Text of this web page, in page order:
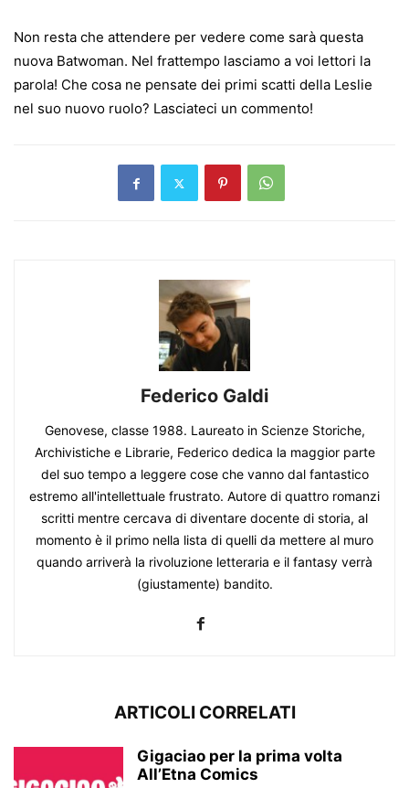
Non resta che attendere per vedere come sarà questa
nuova Batwoman. Nel frattempo lasciamo a voi lettori la
parola! Che cosa ne pensate dei primi scatti della Leslie
nel suo nuovo ruolo? Lasciateci un commento!
Federico Galdi
Genovese, classe 1988. Laureato in Scienze Storiche,
Archivistiche e Librarie, Federico dedica la maggior parte
del suo tempo a leggere cose che vanno dal fantastico
estremo all'intellettuale frustrato. Autore di quattro romanzi
scritti mentre cercava di diventare docente di storia, al
momento è il primo nella lista di quelli da mettere al muro
quando arriverà la rivoluzione letteraria e il fantasy verrà
(giustamente) bandito.
ARTICOLI CORRELATI
Gigaciao per la prima volta
All’Etna Comics